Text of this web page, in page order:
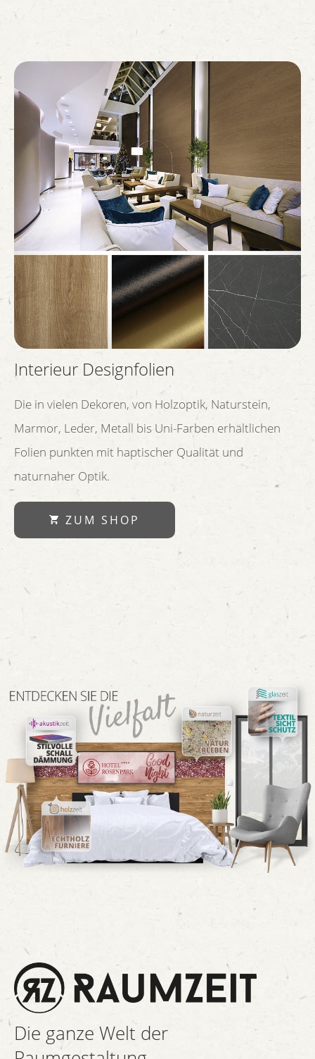
Interieur Designfolien
Die in vielen Dekoren, von Holzoptik, Naturstein,
Marmor, Leder, Metall bis Uni-Farben erhältlichen
Folien punkten mit haptischer Qualität und
naturnaher Optik.
ZUM SHOP
Die ganze Welt der